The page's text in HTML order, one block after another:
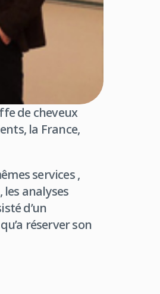
de cheveux
la France,
services ,
analyses
d’un
réserver son